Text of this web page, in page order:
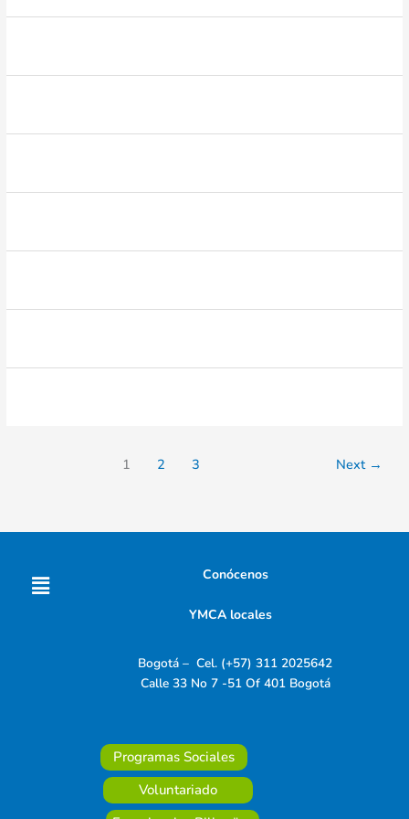
1 2 3 Next →
Menú Conócenos
YMCA locales
Bogotá – Cel. (+57) 311 2025642
Calle 33 No 7 -51 Of 401 Bogotá
Programas Sociales
Voluntariado